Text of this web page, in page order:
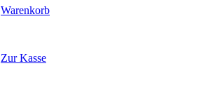
Warenkorb
Zur Kasse